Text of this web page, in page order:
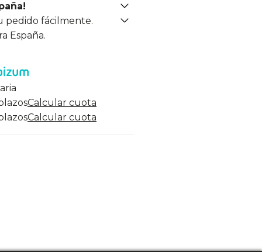
pedido fácilmente.
España.
Calcular cuota
Calcular cuota